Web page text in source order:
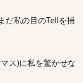
だ私の目のTellを捕
ス)に私を驚かせな